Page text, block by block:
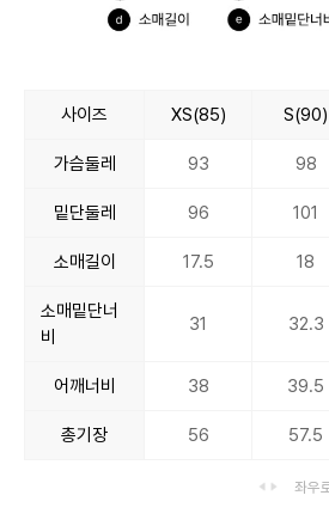
사이즈 XS(85) S(90)
가슴둘레 93 98
밑단둘레 96 101
소매길이 17.5 18
소매밑단너
비
31 32.3
어깨너비 38 39.5
총기장 56 57.5
좌우